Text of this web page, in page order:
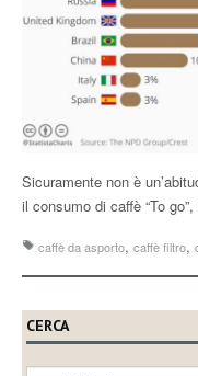
Sicuramente non è
il consumo di caffè “To
caffè da asporto, caffè filtro,
CERCA